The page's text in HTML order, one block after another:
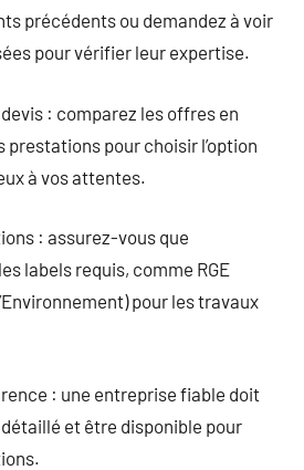
précédents ou demandez à voir
pour vérifier leur expertise.
: comparez les offres en
prestations pour choisir l’option
à vos attentes.
: assurez-vous que
labels requis, comme RGE
pour les travaux
: une entreprise fiable doit
et être disponible pour